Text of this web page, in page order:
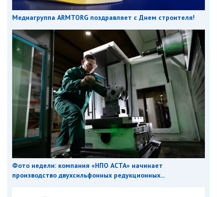
Медиагруппа ARMTORG поздравляет с Днем строителя!
Фото недели: компания «НПО АСТА» начинает
производство двухсильфонных редукционных...